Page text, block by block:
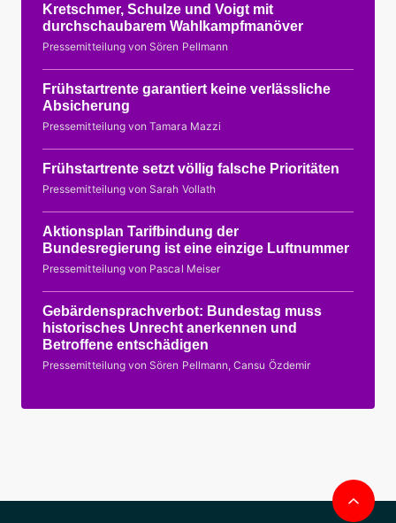
Kretschmer, Schulze und Voigt mit
durchschaubarem Wahlkampfmanöver
Pressemitteilung von Sören Pellmann
Frühstartrente garantiert keine verlässliche
Absicherung
Pressemitteilung von Tamara Mazzi
Frühstartrente setzt völlig falsche Prioritäten
Pressemitteilung von Sarah Vollath
Aktionsplan Tarifbindung der
Bundesregierung ist eine einzige Luftnummer
Pressemitteilung von Pascal Meiser
Gebärdensprachverbot: Bundestag muss
historisches Unrecht anerkennen und
Betroffene entschädigen
Pressemitteilung von Sören Pellmann, Cansu Özdemir